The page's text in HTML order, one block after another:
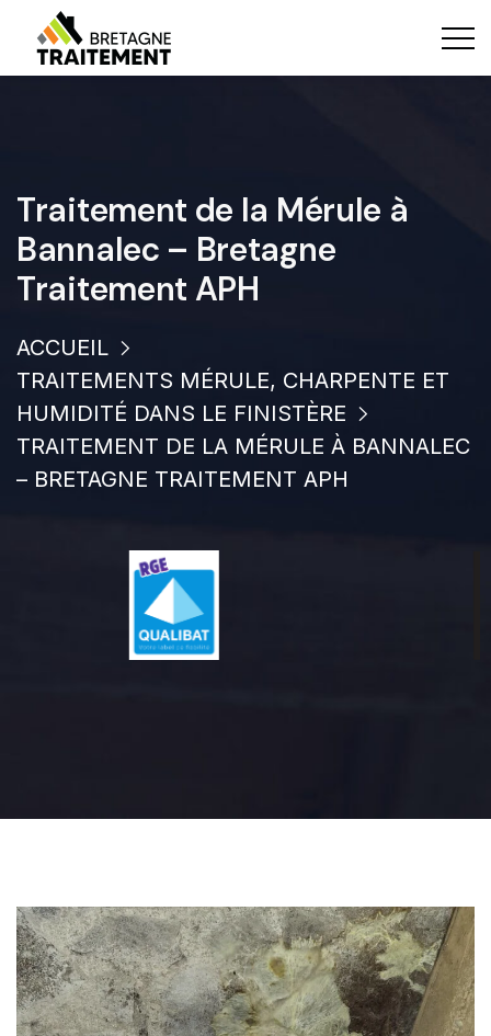
Traitement de la Mérule à
Bannalec – Bretagne
Traitement APH
ACCUEIL
TRAITEMENTS MÉRULE, CHARPENTE ET
HUMIDITÉ DANS LE FINISTÈRE
TRAITEMENT DE LA MÉRULE À BANNALEC
– BRETAGNE TRAITEMENT APH